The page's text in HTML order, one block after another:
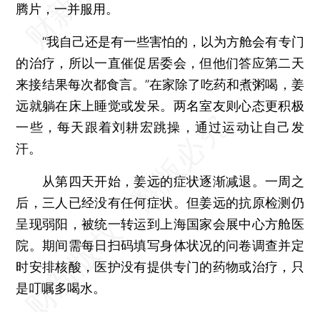
腾片，一并服用。
“我自己还是有一些害怕的，以为方舱会有专门
的治疗，所以一直催促居委会，但他们答应第二天
来接结果每次都食言。”在家除了吃药和煮粥喝，姜
远就躺在床上睡觉或发呆。两名室友则心态更积极
一些，每天跟着刘耕宏跳操，通过运动让自己发
汗。
从第四天开始，姜远的症状逐渐减退。一周之
后，三人已经没有任何症状。但姜远的抗原检测仍
呈现弱阳，被统一转运到上海国家会展中心方舱医
院。期间需每日扫码填写身体状况的问卷调查并定
时安排核酸，医护没有提供专门的药物或治疗，只
是叮嘱多喝水。